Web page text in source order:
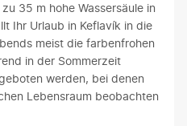
35 m hohe Wassersäule in
Ihr Urlaub in Keflavík in die
meist die farbenfrohen
in der Sommerzeit
werden, bei denen
Lebensraum beobachten